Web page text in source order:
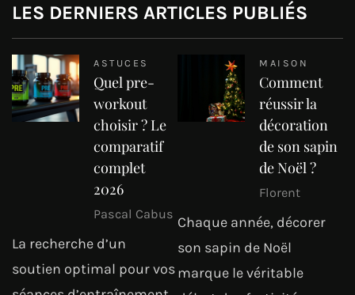
LES DERNIERS ARTICLES PUBLIÉS
ASTUCES
Quel pre-
workout
choisir ? Le
comparatif
complet
2026
Pascal Cabus
La recherche d’un
soutien optimal pour vos
MAISON
Comment
réussir la
décoration
de son sapin
de Noël ?
Florent
Chaque année, décorer
son sapin de Noël
marque le véritable